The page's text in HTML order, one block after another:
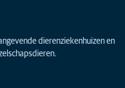
dierenziekenhuizen en